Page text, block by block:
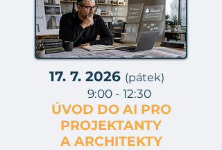
17. 7. 2026 (pátek)
9:00 - 12:30
ÚVOD DO AI PRO
PROJEKTANTY
A ARCHITEKTY